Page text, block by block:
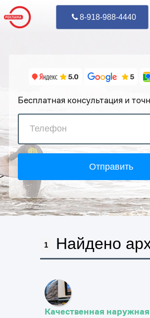
8-918-988-4440
Бесплатная консультация и
Отправить
1 Найдено
Качественная